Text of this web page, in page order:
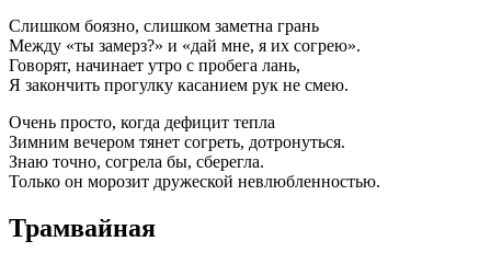
Слишком боязно, слишком заметна грань
Между «ты замерз?» и «дай мне, я их согрею».
Говорят, начинает утро с пробега лань,
Я закончить прогулку касанием рук не смею.
Очень просто, когда дефицит тепла
Зимним вечером тянет согреть, дотронуться.
Знаю точно, согрела бы, сберегла.
Только он морозит дружеской невлюбленностью.
Трамвайная